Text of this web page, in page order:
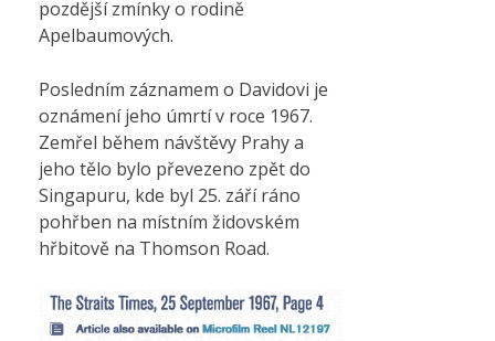
pozdější zmínky o rodině
Apelbaumových.
Posledním záznamem o Davidovi je
oznámení jeho úmrtí v roce 1967.
Zemřel během návštěvy Prahy a
jeho tělo bylo převezeno zpět do
Singapuru, kde byl 25. září ráno
pohřben na místním židovském
hřbitově na Thomson Road.